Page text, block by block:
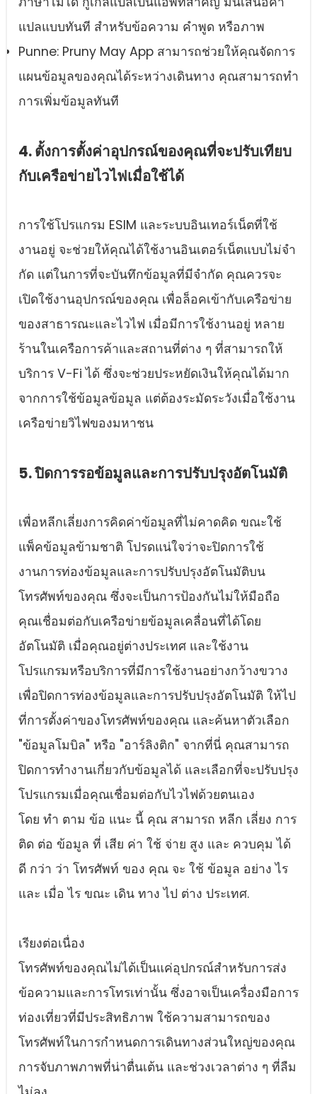
แปลแบบทันที สําหรับข้อความ คําพูด หรือภาพ
Punne: Pruny May App สามารถช่วยให้คุณจัดการ
แผนข้อมูลของคุณได้ระหว่างเดินทาง คุณสามารถทํา
การเพิ่มข้อมูลทันที
4. ตั้งการตั้งค่าอุปกรณ์ของคุณที่จะปรับเทียบ
กับเครือข่ายไวไฟเมื่อใช้ได้
การใช้โปรแกรม ESIM และระบบอินเทอร์เน็ตที่ใช้
งานอยู่ จะช่วยให้คุณได้ใช้งานอินเตอร์เน็ตแบบไม่จํา
กัด แต่ในการที่จะบันทึกข้อมูลที่มีจํากัด คุณควรจะ
เปิดใช้งานอุปกรณ์ของคุณ เพื่อล็อคเข้ากับเครือข่าย
ของสาธารณะและไวไฟ เมื่อมีการใช้งานอยู่ หลาย
ร้านในเครือการค้าและสถานที่ต่าง ๆ ที่สามารถให้
บริการ V-Fi ได้ ซึ่งจะช่วยประหยัดเงินให้คุณได้มาก
จากการใช้ข้อมูลข้อมูล แต่ต้องระมัดระวังเมื่อใช้งาน
เครือข่ายวิไฟของมหาชน
5. ปิดการรอข้อมูลและการปรับปรุงอัตโนมัติ
เพื่อหลีกเลี่ยงการคิดค่าข้อมูลที่ไม่คาดคิด ขณะใช้
แพ็คข้อมูลข้ามชาติ โปรดแน่ใจว่าจะปิดการใช้
งานการท่องข้อมูลและการปรับปรุงอัตโนมัติบน
โทรศัพท์ของคุณ ซึ่งจะเป็นการป้องกันไม่ให้มือถือ
คุณเชื่อมต่อกับเครือข่ายข้อมูลเคลื่อนที่ได้โดย
อัตโนมัติ เมื่อคุณอยู่ต่างประเทศ และใช้งาน
โปรแกรมหรือบริการที่มีการใช้งานอย่างกว้างขวาง
เพื่อปิดการท่องข้อมูลและการปรับปรุงอัตโนมัติ ให้ไป
ที่การตั้งค่าของโทรศัพท์ของคุณ และค้นหาตัวเลือก
"ข้อมูลโมบิล" หรือ "อาร์ลิงติก" จากที่นี่ คุณสามารถ
ปิดการทํางานเกี่ยวกับข้อมูลได้ และเลือกที่จะปรับปรุง
โปรแกรมเมื่อคุณเชื่อมต่อกับไวไฟด้วยตนเอง
โดย ทํา ตาม ข้อ แนะ นี้ คุณ สามารถ หลีก เลี่ยง การ
ติด ต่อ ข้อมูล ที่ เสีย ค่า ใช้ จ่าย สูง และ ควบคุม ได้
ดี กว่า ว่า โทรศัพท์ ของ คุณ จะ ใช้ ข้อมูล อย่าง ไร
และ เมื่อ ไร ขณะ เดิน ทาง ไป ต่าง ประเทศ.
เรียงต่อเนื่อง
โทรศัพท์ของคุณไม่ได้เป็นแค่อุปกรณ์สําหรับการส่ง
ข้อความและการโทรเท่านั้น ซึ่งอาจเป็นเครื่องมือการ
ท่องเที่ยวที่มีประสิทธิภาพ ใช้ความสามารถของ
โทรศัพท์ในการกําหนดการเดินทางส่วนใหญ่ของคุณ
การจับภาพภาพที่น่าตื่นเต้น และช่วงเวลาต่าง ๆ ที่ลืม